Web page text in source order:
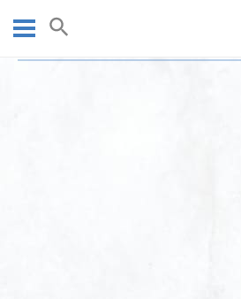
| חנות ספרי קבלה וחסידות
עם פירוש הסולם